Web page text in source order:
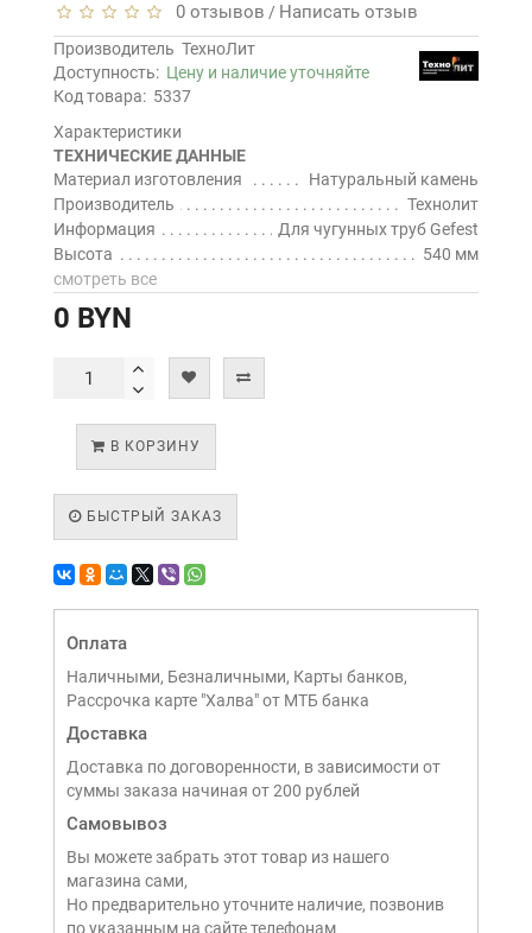
0 отзывов / Написать отзыв
Производитель ТехноЛит
Доступность: Цену и наличие уточняйте
Код товара: 5337
Характеристики
ТЕХНИЧЕСКИЕ ДАННЫЕ
Материал изготовления
Натуральный камень
Производитель
Технолит
Информация
Для чугунных труб Gefest
Высота
540 мм
смотреть все
0 BYN
В КОРЗИНУ
БЫСТРЫЙ ЗАКАЗ
Оплата
Наличными, Безналичными, Карты банков,
Рассрочка карте "Халва" от МТБ банка
Доставка
Доставка по договоренности, в зависимости от
суммы заказа начиная от 200 рублей
Самовывоз
Вы можете забрать этот товар из нашего
магазина сами,
Но предварительно уточните наличие, позвонив
по указанным на сайте телефонам